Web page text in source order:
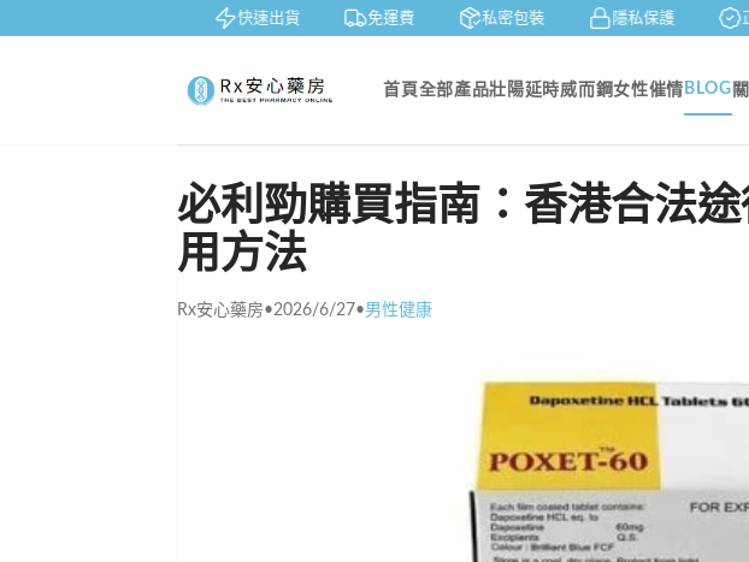
快速出貨 免運費 私密包裝 隱私保護 正
首頁全部產品壯陽延時威而鋼女性催情 BLOG
必利勁購買指南：香港合法
用方法
Rx安心藥房•2026/6/27•男性健康